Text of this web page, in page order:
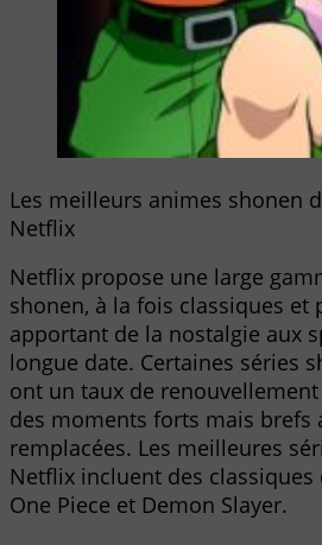
Les meilleurs animes shonen
Netflix
Netflix propose une large
shonen, à la fois classiques et
apportant de la nostalgie aux
longue date. Certaines séries
ont un taux de
des moments forts mais brefs
remplacées. Les meilleures
Netflix incluent des
One Piece et Demon Slayer.